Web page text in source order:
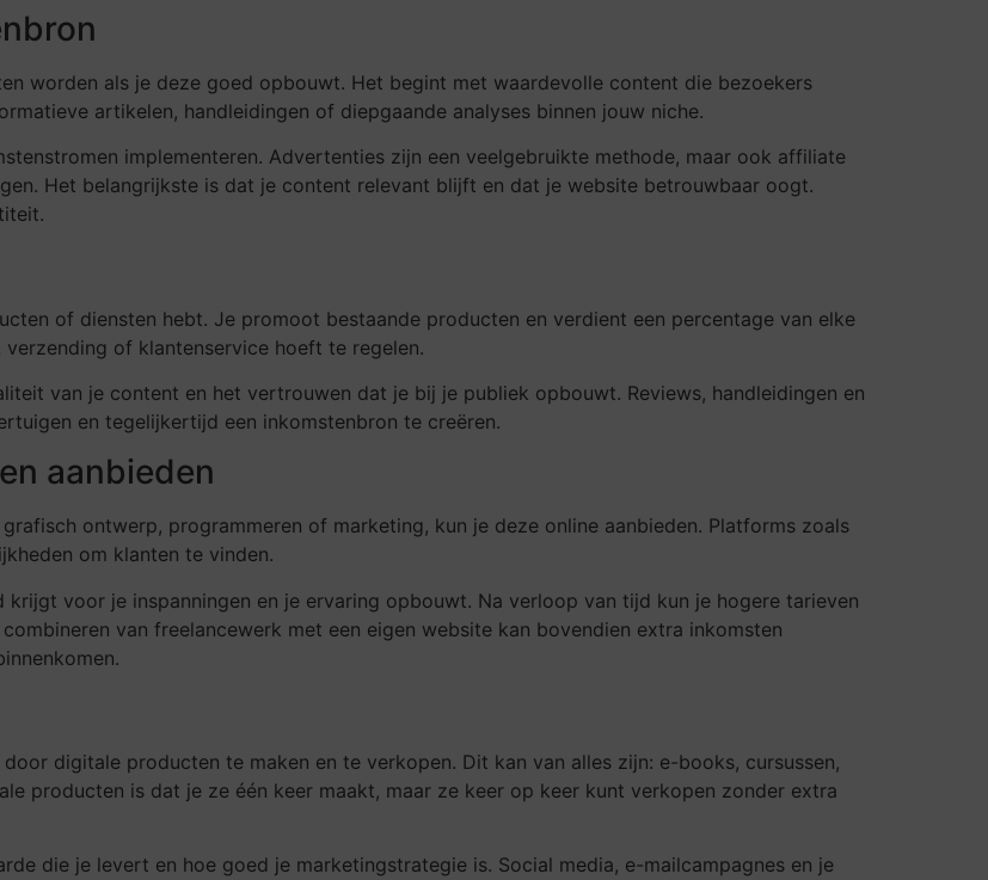
worden als je deze goed opbouwt. Het begint met waardevolle content die bezoekers
artikelen, handleidingen of diepgaande analyses binnen jouw niche.
implementeren. Advertenties zijn een veelgebruikte methode, maar ook affiliate
Het belangrijkste is dat je content relevant blijft en dat je website betrouwbaar oogt.
of diensten hebt. Je promoot bestaande producten en verdient een percentage van elke
of klantenservice hoeft te regelen.
van je content en het vertrouwen dat je bij je publiek opbouwt. Reviews, handleidingen en
en tegelijkertijd een inkomstenbron te creëren.
aanbieden
ontwerp, programmeren of marketing, kun je deze online aanbieden. Platforms zoals
om klanten te vinden.
voor je inspanningen en je ervaring opbouwt. Na verloop van tijd kun je hogere tarieven
van freelancewerk met een eigen website kan bovendien extra inkomsten
digitale producten te maken en te verkopen. Dit kan van alles zijn: e-books, cursussen,
producten is dat je ze één keer maakt, maar ze keer op keer kunt verkopen zonder extra
die je levert en hoe goed je marketingstrategie is. Social media, e-mailcampagnes en je